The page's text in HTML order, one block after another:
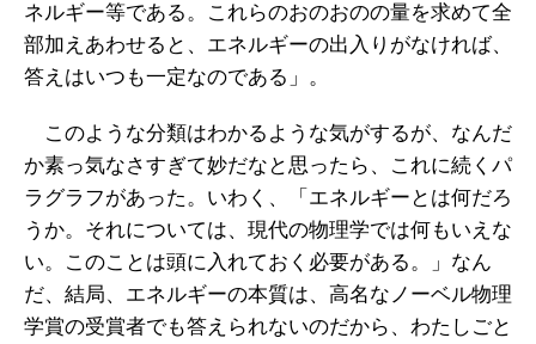
ネルギー等である。これらのおのおのの量を求めて全
部加えあわせると、エネルギーの出入りがなければ、
答えはいつも一定なのである」。
このような分類はわかるような気がするが、なんだ
か素っ気なさすぎて妙だなと思ったら、これに続くパ
ラグラフがあった。いわく、「エネルギーとは何だろ
うか。それについては、現代の物理学では何もいえな
い。このことは頭に入れておく必要がある。」なん
だ、結局、エネルギーの本質は、高名なノーベル物理
学賞の受賞者でも答えられないのだから、わたしごと